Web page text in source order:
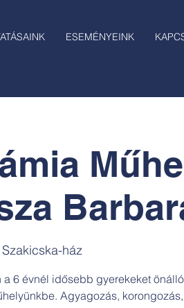
ESEMÉNYEINK
Szakicska-ház
6 évnél idősebb gyerekeket
Agyagozás, korongozás,